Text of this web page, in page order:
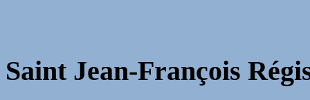
Saint Jean-François